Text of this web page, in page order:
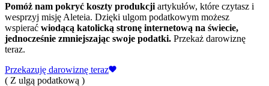
Pomóż nam pokryć koszty produkcji artykułów, które czytasz i
wesprzyj misję Aleteia. Dzięki ulgom podatkowym możesz
wspierać wiodącą katolicką stronę internetową na świecie,
jednocześnie zmniejszając swoje podatki. Przekaż darowiznę
teraz.
Przekazuję darowiznę teraz
( Z ulgą podatkową )